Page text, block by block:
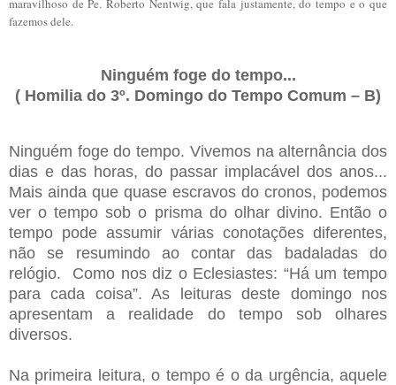
maravilhoso de Pe. Roberto Nentwig, que fala justamente, do tempo e o que
fazemos dele.
Ninguém foge do tempo...
( Homilia do 3º. Domingo do Tempo Comum – B)
Ninguém foge do tempo. Vivemos na alternância dos
dias e das horas, do passar implacável dos anos...
Mais ainda que quase escravos do cronos, podemos
ver o tempo sob o prisma do olhar divino. Então o
tempo pode assumir várias conotações diferentes,
não se resumindo ao contar das badaladas do
relógio. Como nos diz o Eclesiastes: “Há um tempo
para cada coisa”. As leituras deste domingo nos
apresentam a realidade do tempo sob olhares
diversos.
Na primeira leitura, o tempo é o da urgência, aquele